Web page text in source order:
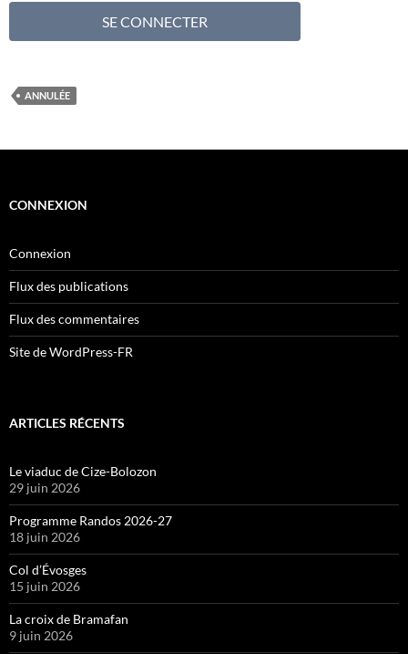
ANNULÉE
CONNEXION
Connexion
Flux des publications
Flux des commentaires
Site de WordPress-FR
ARTICLES RÉCENTS
Le viaduc de Cize-Bolozon
29 juin 2026
Programme Randos 2026-27
18 juin 2026
Col d’Évosges
15 juin 2026
La croix de Bramafan
9 juin 2026